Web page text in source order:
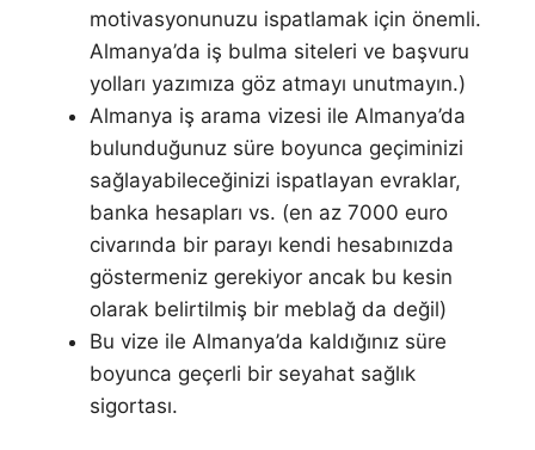
motivasyonunuzu ispatlamak için önemli.
Almanya’da iş bulma siteleri ve başvuru
yolları yazımıza göz atmayı unutmayın.)
Almanya iş arama vizesi ile Almanya’da
bulunduğunuz süre boyunca geçiminizi
sağlayabileceğinizi ispatlayan evraklar,
banka hesapları vs. (en az 7000 euro
civarında bir parayı kendi hesabınızda
göstermeniz gerekiyor ancak bu kesin
olarak belirtilmiş bir meblağ da değil)
Bu vize ile Almanya’da kaldığınız süre
boyunca geçerli bir seyahat sağlık
sigortası.